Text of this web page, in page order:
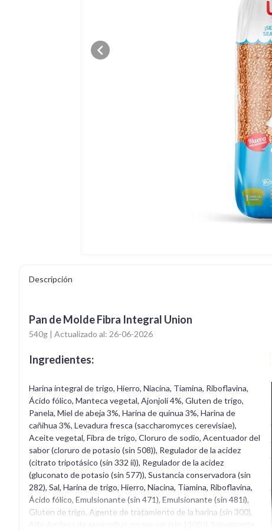
Descripción
Pan de Molde Fibra Integral Union
540g | Actualizado al: 26-06-2026
Ingredientes:
Harina integral de trigo, Hierro, Niacina, Tiamina, Riboflavina,
Ácido fólico, Manteca vegetal, Ajonjolí 4%, Gluten de trigo,
Panela, Miel de abeja 3%, Harina de quinua 3%, Harina de
cañihua 3%, Levadura fresca (saccharomyces cerevisiae),
Aceite vegetal, Fibra de trigo, Cloruro de sodio, Acentuador del
sabor (cloruro de potasio (sin 508)), Regulador de la acidez
(citrato tripotásico (sin 332 ii)), Regulador de la acidez
(gluconato de potasio (sin 577)), Sustancia conservadora (sin
282), Sal, Harina de trigo, Hierro, Niacina, Tiamina, Riboflavina,
Ácido fólico, Emulsionante (sin 471), Emulsionante (sin 481i),
Gluten de trigo, Agente de tratamiento de la harina (sin 300),